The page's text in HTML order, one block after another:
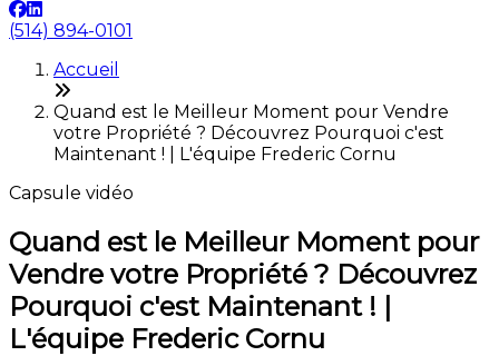
(514) 894-0101
Accueil
Quand est le Meilleur Moment pour Vendre
votre Propriété ? Découvrez Pourquoi c'est
Maintenant ! | L'équipe Frederic Cornu
Capsule vidéo
Quand est le Meilleur Moment pour
Vendre votre Propriété ? Découvrez
Pourquoi c'est Maintenant ! |
L'équipe Frederic Cornu